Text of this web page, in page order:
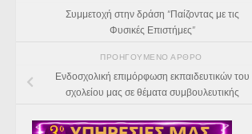
Συμμετοχή στην δράση “Παίζοντας με τις
Φυσικές Επιστήμες”
ΠΡΟΗΓΟΎΜΕΝΟ ΆΡΘΡΟ
Ενδοσχολική επιμόρφωση εκπαιδευτικών του
σχολείου μας σε θέματα συμβουλευτικής